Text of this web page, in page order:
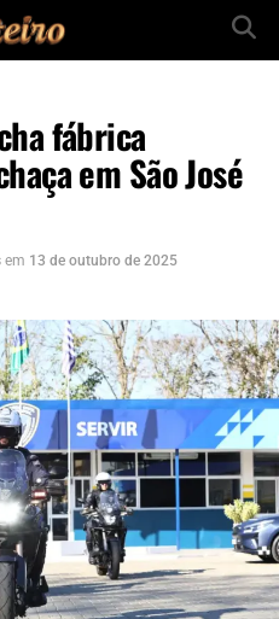
fábrica
em São José
em 13 de outubro de 2025